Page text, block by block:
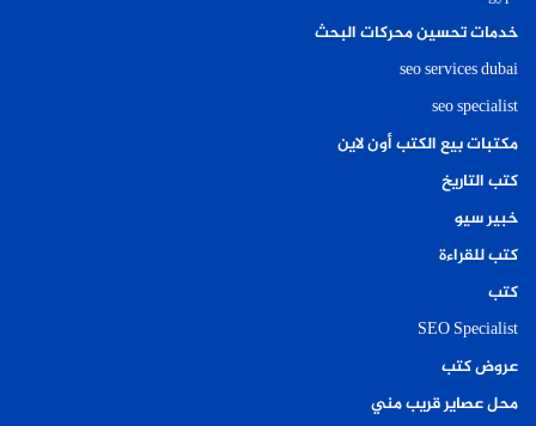
خدمات تحسين محركات البحث
seo services dubai
seo specialist
مكتبات بيع الكتب أون لاين
كتب التاريخ
خبير سيو
كتب للقراءة
كتب
SEO Specialist
عروض كتب
محل عصاير قريب مني